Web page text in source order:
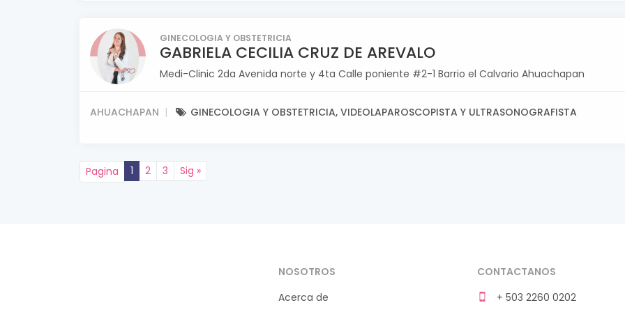
GINECOLOGIA Y OBSTETRICIA
GABRIELA CECILIA CRUZ DE AREVALO
Medi-Clinic 2da Avenida norte y 4ta Calle poniente #2-1 Barrio el Calvario Ahuachapan
AHUACHAPAN GINECOLOGIA Y OBSTETRICIA, VIDEOLAPAROSCOPISTA Y ULTRASONOGRAFISTA
Pagina 1 2 3 Sig »
NOSOTROS
Acerca de
CONTACTANOS
+ 503 2260 0202